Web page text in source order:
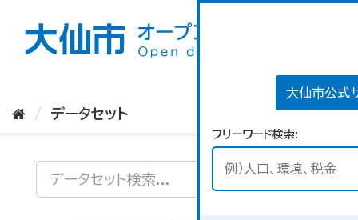
大仙市公式
フリーワード検索
データセット